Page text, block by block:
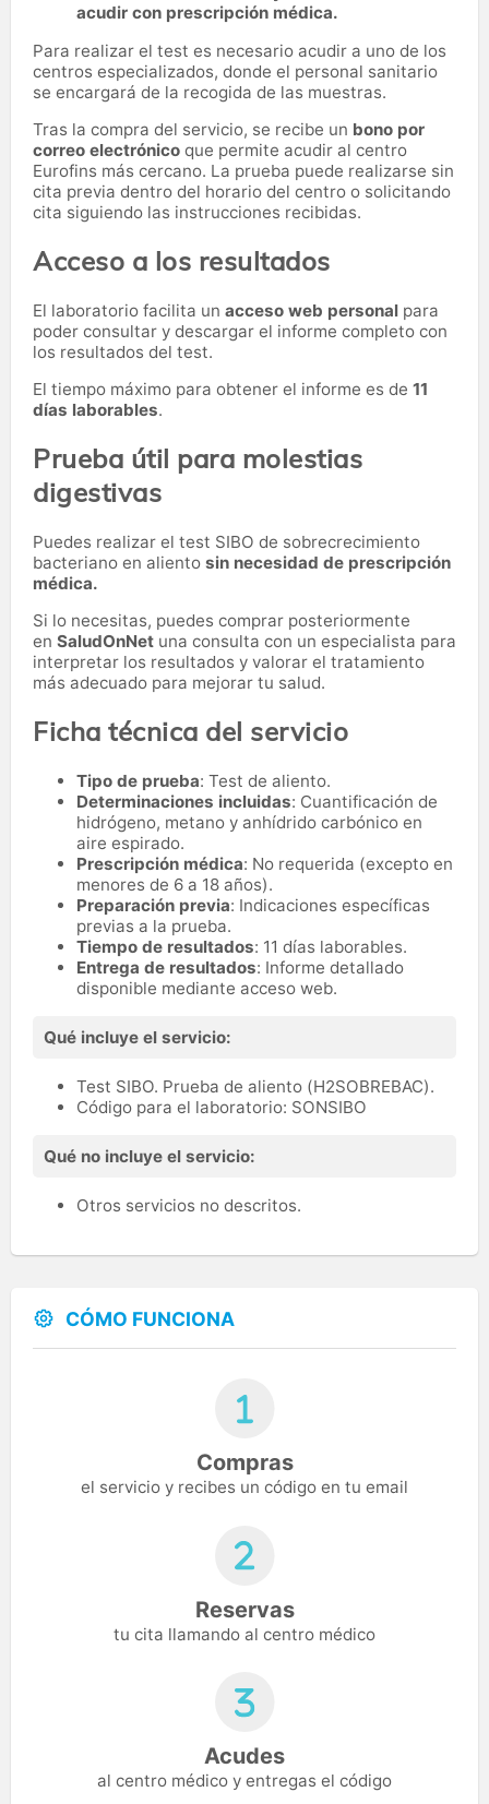
acudir con prescripción médica.
Para realizar el test es necesario acudir a uno de los
centros especializados, donde el personal sanitario
se encargará de la recogida de las muestras.
Tras la compra del servicio, se recibe un bono por
correo electrónico que permite acudir al centro
Eurofins más cercano. La prueba puede realizarse sin
cita previa dentro del horario del centro o solicitando
cita siguiendo las instrucciones recibidas.
Acceso a los resultados
El laboratorio facilita un acceso web personal para
poder consultar y descargar el informe completo con
los resultados del test.
El tiempo máximo para obtener el informe es de 11
días laborables.
Prueba útil para molestias
digestivas
Puedes realizar el test SIBO de sobrecrecimiento
bacteriano en aliento sin necesidad de prescripción
médica.
Si lo necesitas, puedes comprar posteriormente
en SaludOnNet una consulta con un especialista para
interpretar los resultados y valorar el tratamiento
más adecuado para mejorar tu salud.
Ficha técnica del servicio
Tipo de prueba: Test de aliento.
Determinaciones incluidas: Cuantificación de
hidrógeno, metano y anhídrido carbónico en
aire espirado.
Prescripción médica: No requerida (excepto en
menores de 6 a 18 años).
Preparación previa: Indicaciones específicas
previas a la prueba.
Tiempo de resultados: 11 días laborables.
Entrega de resultados: Informe detallado
disponible mediante acceso web.
Qué incluye el servicio:
Test SIBO. Prueba de aliento (H2SOBREBAC).
Código para el laboratorio: SONSIBO
Qué no incluye el servicio:
Otros servicios no descritos.
CÓMO FUNCIONA
Compras
el servicio y recibes un código en tu email
Reservas
tu cita llamando al centro médico
Acudes
al centro médico y entregas el código